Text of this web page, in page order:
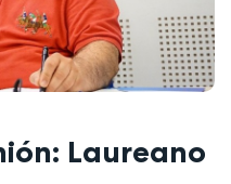
Laureano